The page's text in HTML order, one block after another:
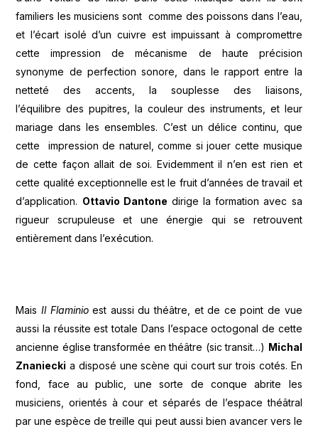
familiers les musiciens sont comme des poissons dans l’eau,
et l’écart isolé d’un cuivre est impuissant à compromettre
cette impression de mécanisme de haute précision
synonyme de perfection sonore, dans le rapport entre la
netteté des accents, la souplesse des liaisons,
l’équilibre des pupitres, la couleur des instruments, et leur
mariage dans les ensembles. C’est un délice continu, que
cette impression de naturel, comme si jouer cette musique
de cette façon allait de soi. Evidemment il n’en est rien et
cette qualité exceptionnelle est le fruit d’années de travail et
d’application. Ottavio Dantone dirige la formation avec sa
rigueur scrupuleuse et une énergie qui se retrouvent
entièrement dans l’exécution.
Mais Il Flaminioest aussi du théâtre, et de ce point de vue
aussi la réussite est totale Dans l’espace octogonal de cette
ancienne église transformée en théâtre (sic transit…) Michal
Znaniecki a disposé une scène qui court sur trois cotés. En
fond, face au public, une sorte de conque abrite les
musiciens, orientés à cour et séparés de l’espace théâtral
par une espèce de treille qui peut aussi bien avancer vers le